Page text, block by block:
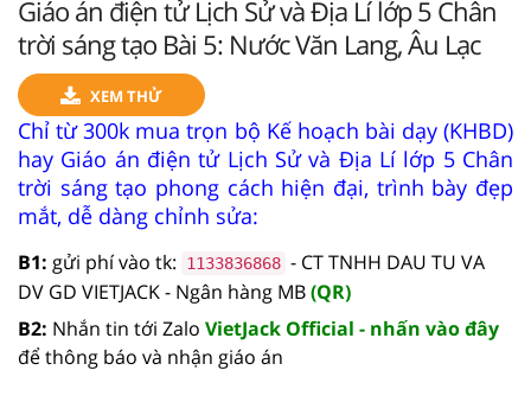
Giáo án điện tử Lịch Sử và Địa Lí lớp 5 Chân
trời sáng tạo Bài 5: Nước Văn Lang, Âu Lạc
XEM THỬ
Chỉ từ 300k mua trọn bộ Kế hoạch bài dạy (KHBD)
hay Giáo án điện tử Lịch Sử và Địa Lí lớp 5 Chân
trời sáng tạo phong cách hiện đại, trình bày đẹp
mắt, dễ dàng chỉnh sửa:
B1: gửi phí vào tk: 1133836868 - CT TNHH DAU TU VA
DV GD VIETJACK - Ngân hàng MB(QR)
B2: Nhắn tin tới Zalo VietJack Official - nhấn vào đây
để thông báo và nhận giáo án